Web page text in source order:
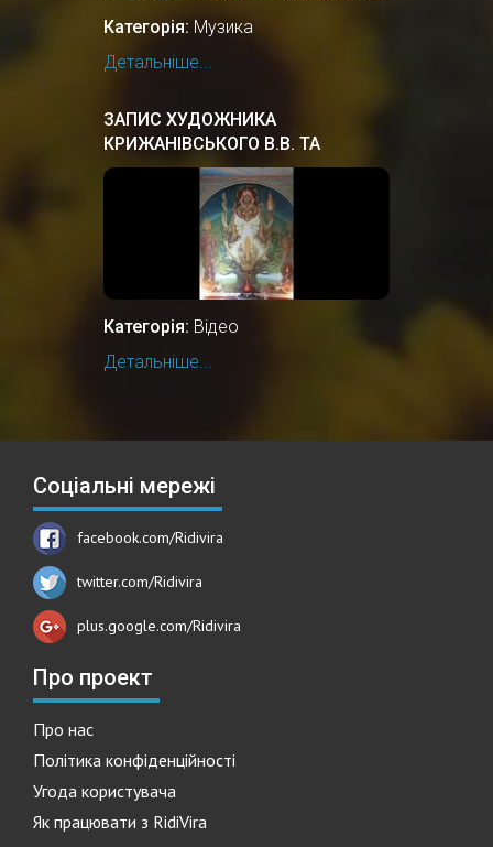
Категорія: Музика
Детальніше...
ЗАПИС ХУДОЖНИКА
КРИЖАНІВСЬКОГО В.В. ТА
ПРОФЕСОРА ПЕРЕГІНЦЯ В.М. В
ЦЕНТРІ РІДНОВІРІВ РУСИ-
Категорія: Відео
Детальніше...
Соціальні мережі
facebook.com/Ridivira
twitter.com/Ridivira
plus.google.com/Ridivira
Про проект
Про нас
Політика конфіденційності
Угода користувача
Як працювати з RidiVira